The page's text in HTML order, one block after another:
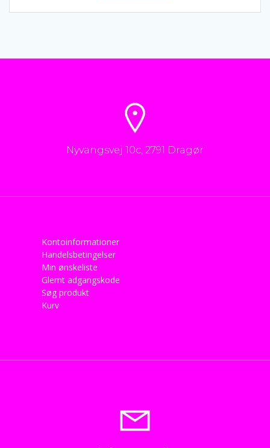
Nyvangsvej 10c, 2791 Dragør
Kontoinformationer
Handelsbetingelser
Min ønskeliste
Glemt adgangskode
Søg produkt
Kurv